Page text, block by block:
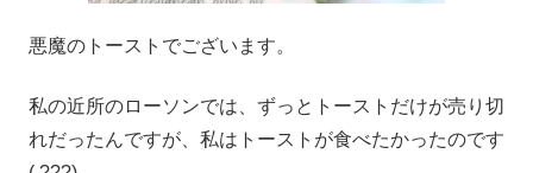
悪魔のトーストでございます。
私の近所のローソンでは、ずっとトーストだけが売り切
れだったんですが、私はトーストが食べたかったのです